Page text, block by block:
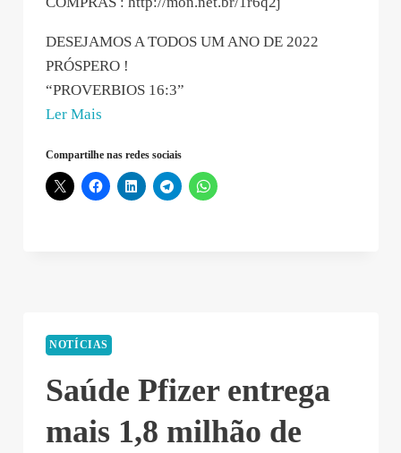
DESEJAMOS A TODOS UM ANO DE 2022
PRÓSPERO !
“PROVERBIOS 16:3”
Ler Mais
fisico)
–
Compartilhe nas redes sociais
NOTÍCIAS
Saúde Pfizer entrega
mais 1,8 milhão de